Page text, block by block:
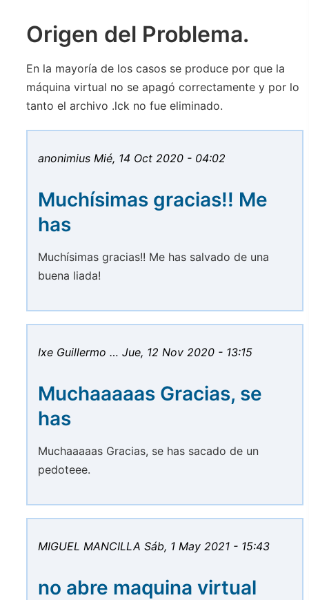
Origen del Problema.
En la mayoría de los casos se produce por que la
máquina virtual no se apagó correctamente y por lo
tanto el archivo .lck no fue eliminado.
anonimius Mié, 14 Oct 2020 - 04:02
Muchísimas gracias!! Me
has
Muchísimas gracias!! Me has salvado de una
buena liada!
Ixe Guillermo … Jue, 12 Nov 2020 - 13:15
Muchaaaaas Gracias, se
has
Muchaaaaas Gracias, se has sacado de un
pedoteee.
MIGUEL MANCILLA Sáb, 1 May 2021 - 15:43
no abre maquina virtual